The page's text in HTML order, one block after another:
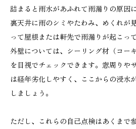
詰まると雨水があふれて雨漏りの原因
裏天井に雨のシミやたわみ、めくれが
って屋根または軒先で雨漏りが起こっ
外壁については、シーリング材（コー
を目視でチェックできます。窓周りや
は経年劣化しやすく、ここからの浸水
しましょう。
ただし、これらの自己点検はあくまで